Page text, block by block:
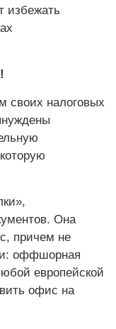
избежать
своих налоговых
Она
причем не
оффшорная
европейской
офис на